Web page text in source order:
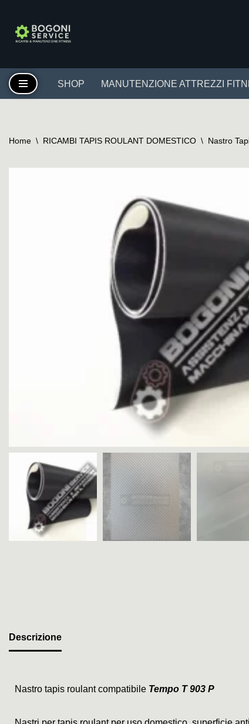
Vai
SHOP MANUTENZIONE ATTREZZI
Home \ RICAMBI TAPIS ROULANT DOMESTICO \ Nastro
Descrizione
Nastro tapis roulant compatibile Tempo T 903 P